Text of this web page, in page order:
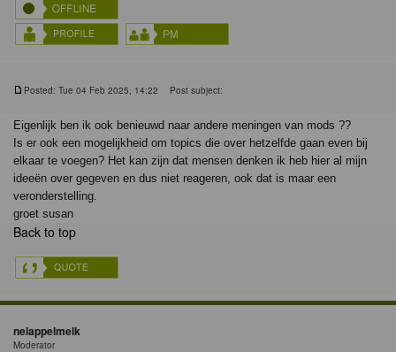
Posted: Tue 04 Feb 2025, 14:22 Post subject:
Eigenlijk ben ik ook benieuwd naar andere meningen van mods ??
Is er ook een mogelijkheid om topics die over hetzelfde gaan even bij
elkaar te voegen? Het kan zijn dat mensen denken ik heb hier al mijn
ideeën over gegeven en dus niet reageren, ook dat is maar een
veronderstelling.
groet susan
Back to top
nelappelmelk
Moderator